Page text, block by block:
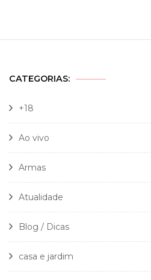
CATEGORIAS:
+18
Ao vivo
Armas
Atualidade
Blog / Dicas
casa e jardim